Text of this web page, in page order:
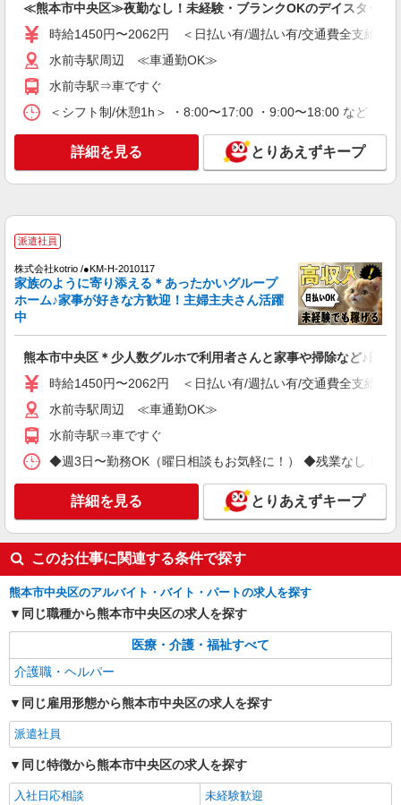
時給1250円〜 ＜資格や経験に応じて決定/交
通費全支給(ガソリン代含む)＞
熊本市中央区
キープ
アルバイト パート 派遣社員 紹介予定派遣
日研トータルソーシング株式会社 メディカルケア事業部/熊本オフィ
ス
時給1,300円〜1,400円 ★週払いOK（規定あ
「西辛島町」駅 ★マイカー・バイク通勤もOK！
（規定あり） ★勤務地は3000ヶ所以上★ 自宅か
ら通いやすいエリアなど、お好きな勤務地をお選
キープ 詳細を見る
アルバイト
日研トータルソーシング株式会社 メディカルケア事業部/熊本オフィ
ス
未経験・無資格OKの介護スタッフ
り） ※給与幅は経験・能力による
熊本県熊本市中央区 【最寄駅】熊本市電「味
噌天神前」駅 ★マイカー・バイク通勤もOK！
（規定あり） ★勤務地は3000ヶ所以上★ 自宅か
ら通いやすいエリアなど、お好きな勤務地をお選
キープ 詳細を見る
派遣社員
株式会社kotrio /●KM-H-2011907
≪熊本市中央区≫夜勤なし！未経験・ブランク
OKのデイスタッフ
時給1450円〜2062円 ＜日払い有/週払い有/交
通費全支給(ガソリン代含む)＞
キープ
派遣社員
（株）ウィルオブ・ワークCW 熊本支店/ms430101
高齢者向け住宅staff
≪熊本市中央区≫夜勤なし！未経験・ブランクOKのデイスタッフ
時給1450円〜2062円 ＜日払い有/週払い有/交通費全支給(ガ
水前寺駅周辺 ≪車通勤OK≫
水前寺駅⇒車ですぐ
＜シフト制/休憩1h＞ ・8:00〜17:00 ・9:00〜18:00 など ※
詳細を見る とりあえずキープ
派遣社員
株式会社kotrio /●KM-H-2010117
家族のように寄り添える＊あったかいグループ
ホーム♪家事が好きな方歓迎！主婦主夫さん活躍
中
熊本市中央区＊少人数グルホで利用者さんと家事や掃除など♪日払
時給1450円〜2062円 ＜日払い有/週払い有/交通費全支給(ガ
水前寺駅周辺 ≪車通勤OK≫
水前寺駅⇒車ですぐ
◆週3日〜勤務OK（曜日相談もお気軽に！） ◆残業なし！日
詳細を見る とりあえずキープ
このお仕事に関連する条件で探す
熊本市中央区のアルバイト・バイト・パートの求人を探す
同じ職種から熊本市中央区の求人を探す
医療・介護・福祉すべて
介護職・ヘルパー
同じ雇用形態から熊本市中央区の求人を探す
派遣社員
同じ特徴から熊本市中央区の求人を探す
入社日応相談
未経験歓迎